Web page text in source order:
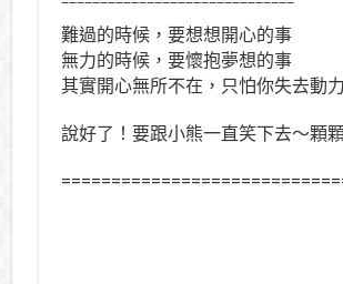
難過的時候，要想想開心的事
無力的時候，要懷抱夢想的事
其實開心無所不在，只怕你失去動
說好了！要跟小熊一直笑下去～顆